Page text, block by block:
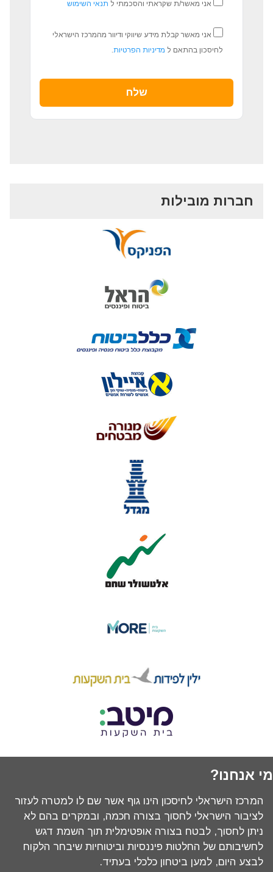
אני מאשר/ת שקראתי והסכמתי ל תנאי השימוש
אני מאשר קבלת מידע שיווקי ודיוור מהמרכז הישראלי
לחיסכון בהתאם ל מדיניות הפרטיות
חברות מובילות
מי אנחנו?
המרכז הישראלי לחיסכון הינו גוף אשר שם לו למטרה לעזור
לציבור הישראלי לחסוך בצורה חכמה, ובמקרים בהם לא
ניתן לחסוך, לבטח בצורה אופטימלית תוך השמת דגש
לחשיבותם של החלטות פיננסיות וביטוחיות שיבחר הלקוח
לבצע היום, למען ביטחון כלכלי בעתיד.